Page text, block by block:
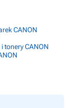
CANON
tonery CANON